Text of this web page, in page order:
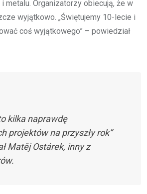
metalu. Organizatorzy obiecują, że w
wyjątkowo. „Świętujemy 10-lecie i
coś wyjątkowego” – powiedział
kilka naprawdę
projektów na przyszły rok”
Matěj Ostárek, inny z